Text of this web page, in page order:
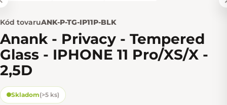
Kód tovaruANK-P-TG-IP11P-BLK
Anank - Privacy - Tempered
Glass - IPHONE 11 Pro/XS/X -
2,5D
Skladom(>5 ks)